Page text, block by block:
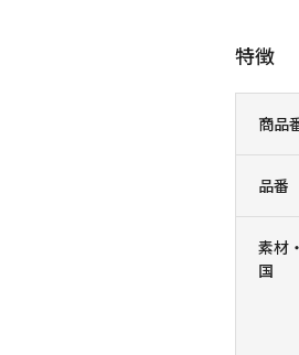
商品
品番
素材
国
特徴